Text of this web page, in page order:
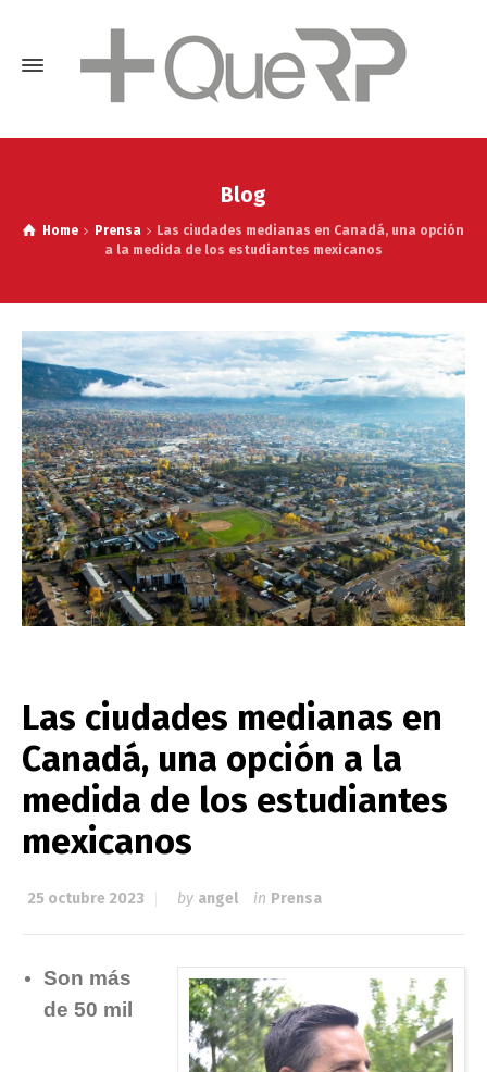
Blog
Home Prensa
Las ciudades medianas en Canadá, una opción
a la medida de los estudiantes mexicanos
Las ciudades medianas en
Canadá, una opción a la
medida de los estudiantes
mexicanos
25 octubre 2023 by angel in Prensa
Son más
de 50 mil